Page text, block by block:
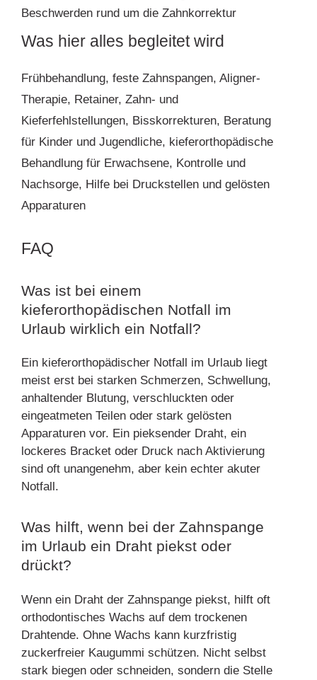
Beschwerden rund um die Zahnkorrektur
Was hier alles begleitet wird
Frühbehandlung, feste Zahnspangen, Aligner-
Therapie, Retainer, Zahn- und
Kieferfehlstellungen, Bisskorrekturen, Beratung
für Kinder und Jugendliche, kieferorthopädische
Behandlung für Erwachsene, Kontrolle und
Nachsorge, Hilfe bei Druckstellen und gelösten
Apparaturen
FAQ
Was ist bei einem
kieferorthopädischen Notfall im
Urlaub wirklich ein Notfall?
Ein kieferorthopädischer Notfall im Urlaub liegt
meist erst bei starken Schmerzen, Schwellung,
anhaltender Blutung, verschluckten oder
eingeatmeten Teilen oder stark gelösten
Apparaturen vor. Ein pieksender Draht, ein
lockeres Bracket oder Druck nach Aktivierung
sind oft unangenehm, aber kein echter akuter
Notfall.
Was hilft, wenn bei der Zahnspange
im Urlaub ein Draht piekst oder
drückt?
Wenn ein Draht der Zahnspange piekst, hilft oft
orthodontisches Wachs auf dem trockenen
Drahtende. Ohne Wachs kann kurzfristig
zuckerfreier Kaugummi schützen. Nicht selbst
stark biegen oder schneiden, sondern die Stelle